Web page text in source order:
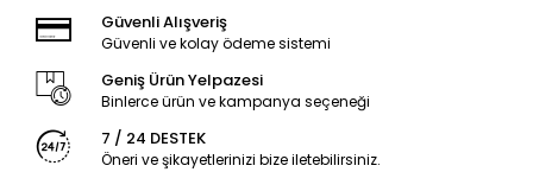
Güvenli Alışveriş
Güvenli ve kolay ödeme sistemi
Geniş Ürün Yelpazesi
Binlerce ürün ve kampanya seçeneği
7 / 24 DESTEK
Öneri ve şikayetlerinizi bize iletebilirsiniz.